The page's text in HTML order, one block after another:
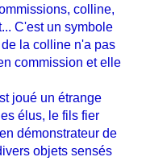
colline,
C'est un symbole
la colline n'a pas
commission et elle
joué un étrange
élus, le fils fier
démonstrateur de
objets sensés